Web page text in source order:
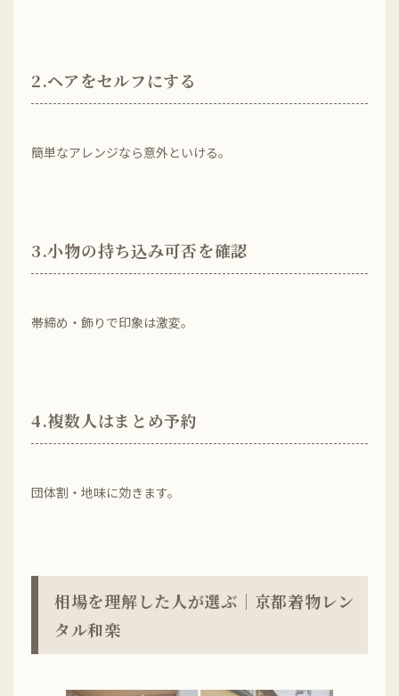
2.ヘアをセルフにする
簡単なアレンジなら意外といける。
3.小物の持ち込み可否を確認
帯締め・飾りで印象は激変。
4.複数人はまとめ予約
団体割・地味に効きます。
相場を理解した人が選ぶ｜京都着物レン
タル和楽